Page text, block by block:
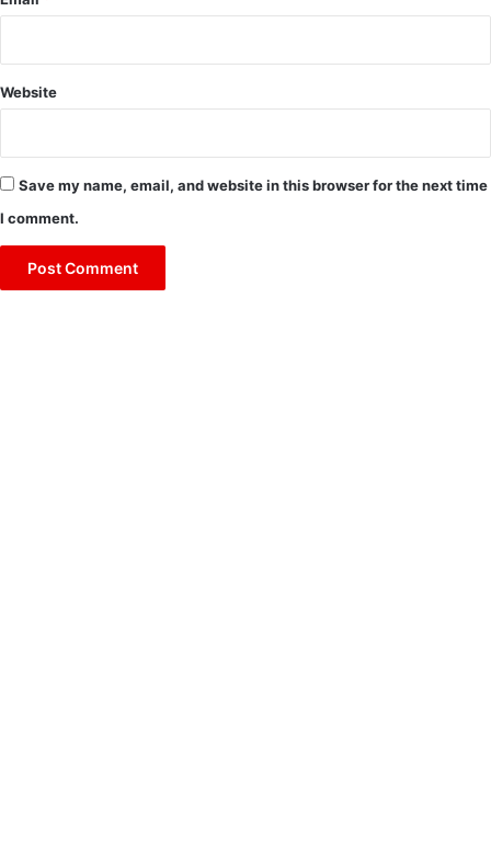
Website
Save my name, email, and website in this browser for the next time
I comment.